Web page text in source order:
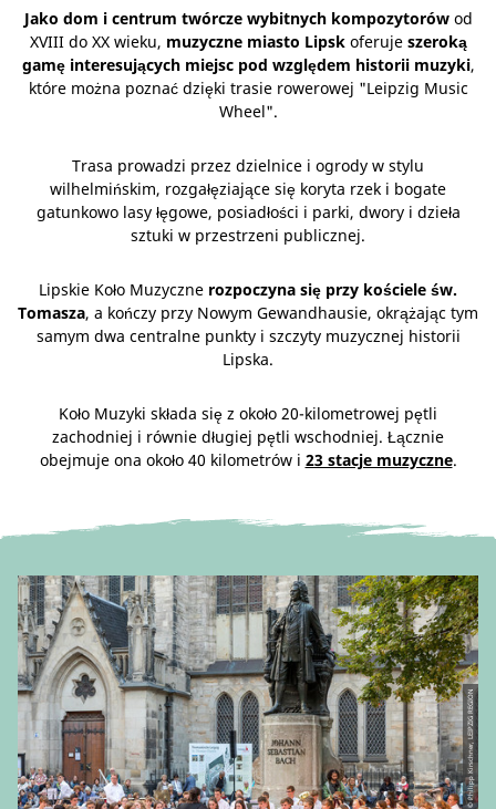
Jako dom i centrum twórcze wybitnych kompozytorówod
XVIII do XX wieku, muzyczne miasto Lipskoferuje szeroką
gamę interesujących miejsc pod względem historii muzyki,
które można poznać dzięki trasie rowerowej "Leipzig Music
Wheel".
Trasa prowadzi przez dzielnice i ogrody w stylu
wilhelmińskim, rozgałęziające się koryta rzek i bogate
gatunkowo lasy łęgowe, posiadłości i parki, dwory i dzieła
sztuki w przestrzeni publicznej.
Lipskie Koło Muzyczne rozpoczyna się przy kościele św.
Tomasza, a kończy przy Nowym Gewandhausie, okrążając tym
samym dwa centralne punkty i szczyty muzycznej historii
Lipska.
Koło Muzyki składa się z około 20-kilometrowej pętli
zachodniej i równie długiej pętli wschodniej. Łącznie
obejmuje ona około 40 kilometrów i 23 stacje muzyczne.
© Philipp Kirschner, LEIPZIG REGION